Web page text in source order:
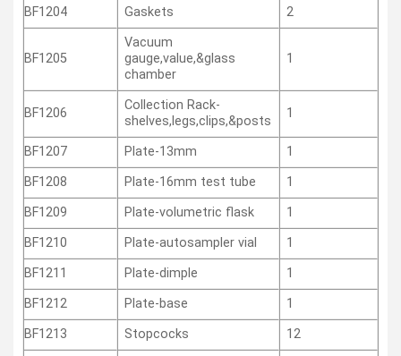
BF1204 Gaskets 2
BF1205
Vacuum
gauge,value,&glass
chamber
1
BF1206
Collection Rack-
shelves,legs,clips,&posts
1
BF1207 Plate-13mm
1
BF1208
Plate-16mm test tube
1
BF1209
Plate-volumetric flask
1
BF1210
Plate-autosampler vial
1
BF1211
Plate-dimple
1
BF1212
Plate-base
1
BF1213
Stopcocks
12